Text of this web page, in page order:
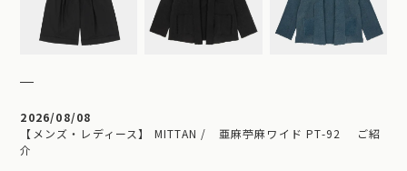
2026/08/08
【メンズ・レディース】 MITTAN / 亜麻苧麻ワイド PT-92 ご紹
介